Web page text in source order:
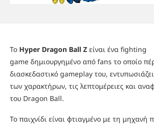
To Hyper Dragon Ball Z είναι ένα fighting
game δημιουργημένο από fans το οποίο
διασκεδαστικό gameplay του,
των χαρακτήρων, τις λεπτομέρειες και
του Dragon Ball.
Το παιχνίδι είναι φτιαγμένο με τη μηχανή